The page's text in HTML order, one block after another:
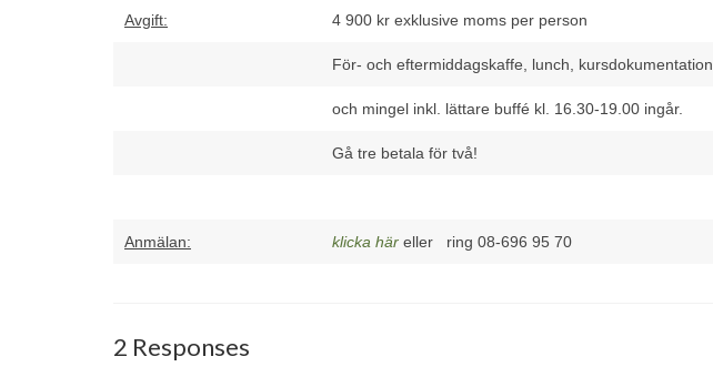
Avgift: 4 900 kr exklusive moms per person
För- och eftermiddagskaffe, lunch, kursdokumentation,
och mingel inkl. lättare buffé kl. 16.30-19.00 ingår.
Gå tre betala för två!
Anmälan: klicka här eller ring 08-696 95 70
2 Responses